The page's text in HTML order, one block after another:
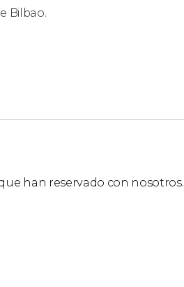
Bilbao.
han reservado con nosotros.